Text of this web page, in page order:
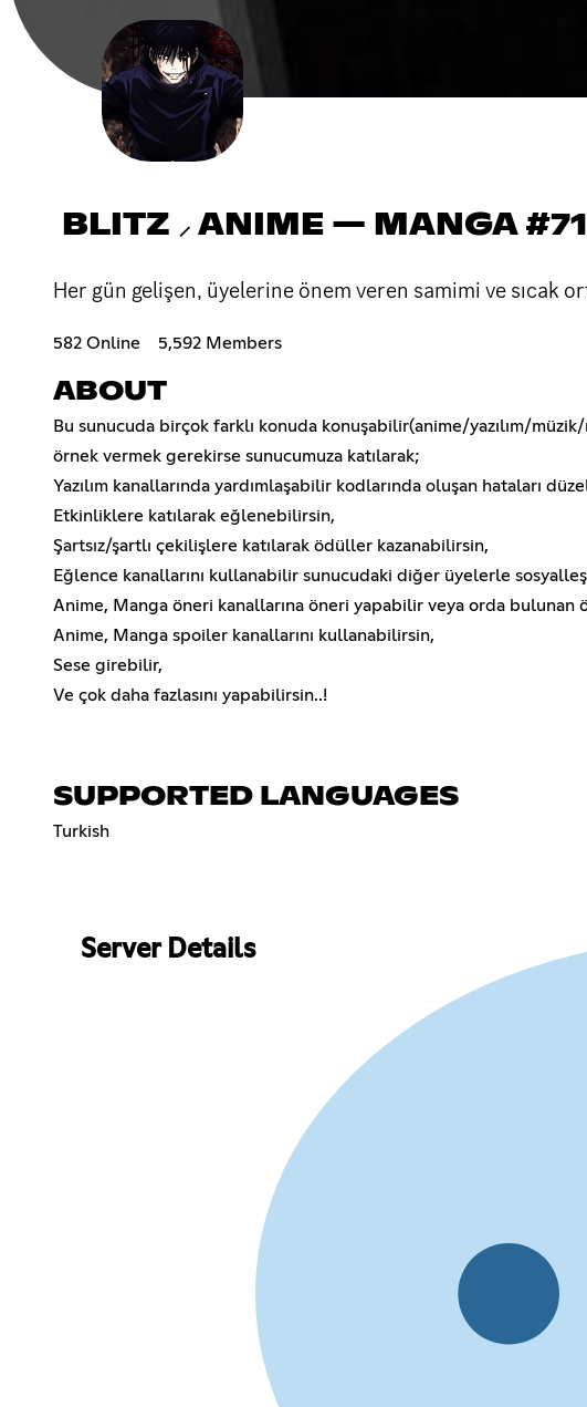
BLITZ ⸝ ANIME — MANGA #71
Her gün gelişen, üyelerine önem veren samimi ve sıcak
582 Online 5,592 Members
ABOUT
Bu sunucuda birçok farklı konuda konuşabilir(anime/yazılım/
örnek vermek gerekirse sunucumuza katılarak;
Yazılım kanallarında yardımlaşabilir kodlarında oluşan hataları
Etkinliklere katılarak eğlenebilirsin,
Şartsız/şartlı çekilişlere katılarak ödüller kazanabilirsin,
Eğlence kanallarını kullanabilir sunucudaki diğer üyelerle
Anime, Manga öneri kanallarına öneri yapabilir veya orda
Anime, Manga spoiler kanallarını kullanabilirsin,
Sese girebilir,
Ve çok daha fazlasını yapabilirsin..!
SUPPORTED LANGUAGES
Turkish
Server Details